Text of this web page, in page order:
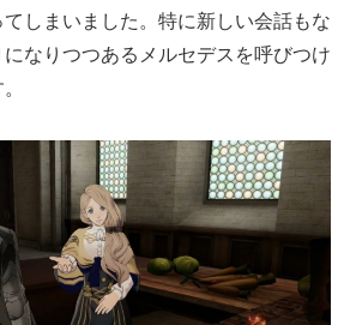
しまいました。特に新しい会話もな
なりつつあるメルセデスを呼びつけ